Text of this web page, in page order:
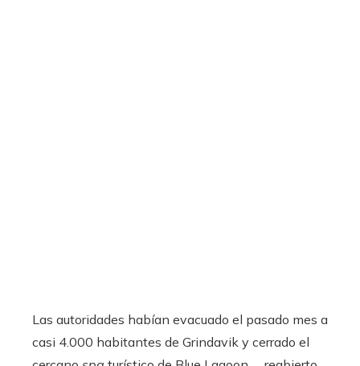
Las autoridades habían evacuado el pasado mes a
casi 4.000 habitantes de Grindavik y cerrado el